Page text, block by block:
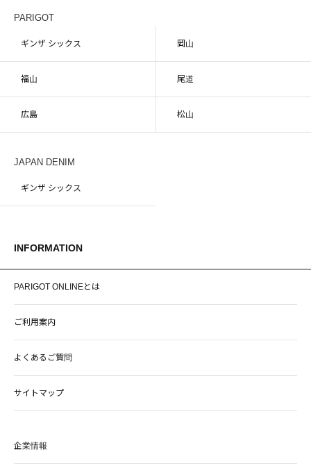
PARIGOT
ギンザ シックス 岡山
福山 尾道
広島 松山
JAPAN DENIM
ギンザ シックス
INFORMATION
PARIGOT ONLINEとは
ご利用案内
よくあるご質問
サイトマップ
企業情報